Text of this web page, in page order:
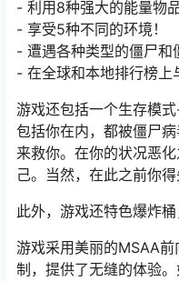
- 利用8种强大的能量物
- 享受5种不同的环境！
- 遭遇各种类型的僵尸和
- 在全球和本地排行榜上
游戏还包括一个生存模
包括你在内，都被僵尸
来救你。在你的状况恶
己。当然，在此之前你
此外，游戏还特色爆炸
游戏采用美丽的MSAA
制，提供了无缝的体验